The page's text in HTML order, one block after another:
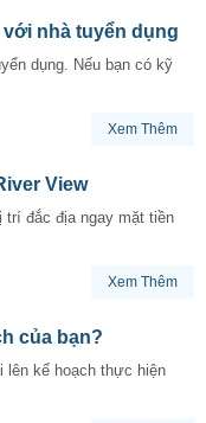
nhà tuyển dụng
dụng. Nếu bạn có kỹ
Xem Thêm
View
đắc địa ngay mặt tiền
Xem Thêm
của bạn?
lên kế hoạch thực hiện